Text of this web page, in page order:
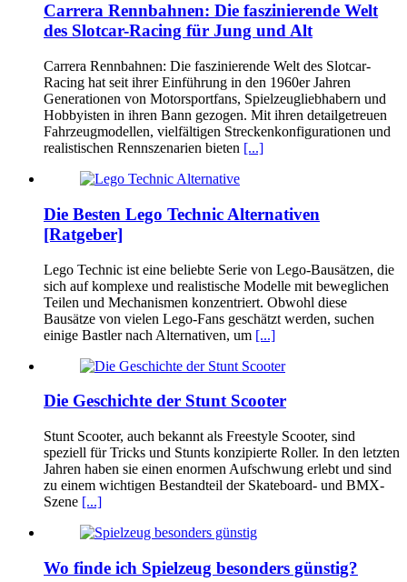
Carrera Rennbahnen: Die faszinierende Welt
des Slotcar-Racing für Jung und Alt
Carrera Rennbahnen: Die faszinierende Welt des Slotcar-
Racing hat seit ihrer Einführung in den 1960er Jahren
Generationen von Motorsportfans, Spielzeugliebhabern und
Hobbyisten in ihren Bann gezogen. Mit ihren detailgetreuen
Fahrzeugmodellen, vielfältigen Streckenkonfigurationen und
realistischen Rennszenarien bieten [...]
Die Besten Lego Technic Alternativen
[Ratgeber]
Lego Technic ist eine beliebte Serie von Lego-Bausätzen, die
sich auf komplexe und realistische Modelle mit beweglichen
Teilen und Mechanismen konzentriert. Obwohl diese
Bausätze von vielen Lego-Fans geschätzt werden, suchen
einige Bastler nach Alternativen, um [...]
Die Geschichte der Stunt Scooter
Stunt Scooter, auch bekannt als Freestyle Scooter, sind
speziell für Tricks und Stunts konzipierte Roller. In den letzten
Jahren haben sie einen enormen Aufschwung erlebt und sind
zu einem wichtigen Bestandteil der Skateboard- und BMX-
Szene [...]
Wo finde ich Spielzeug besonders günstig?